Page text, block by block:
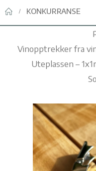
KONKURRANSE
Vinopptrekker fra
Uteplassen –